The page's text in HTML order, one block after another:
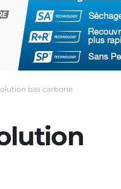
bas carbone